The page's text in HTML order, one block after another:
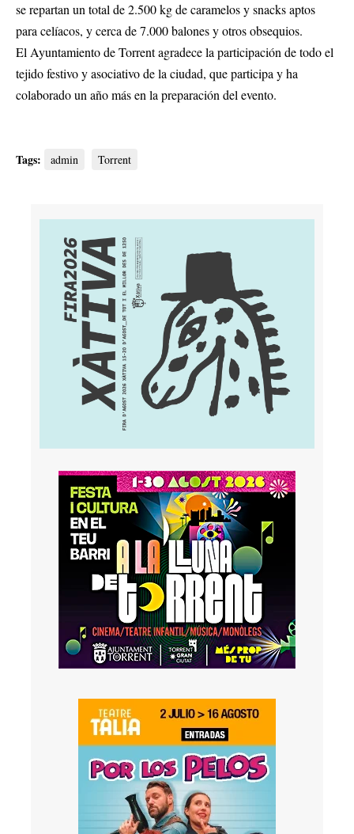
se repartan un total de 2.500 kg de caramelos y snacks aptos
para celíacos, y cerca de 7.000 balones y otros obsequios.
El Ayuntamiento de Torrent agradece la participación de todo el
tejido festivo y asociativo de la ciudad, que participa y ha
colaborado un año más en la preparación del evento.
Tags: admin Torrent